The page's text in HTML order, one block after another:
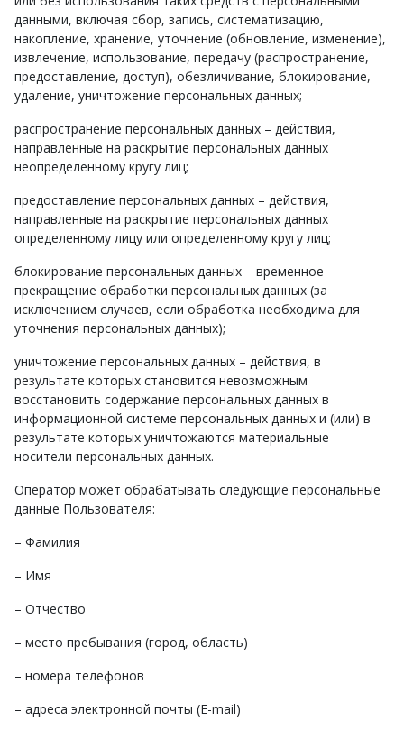
данными, включая сбор, запись, систематизацию,
накопление, хранение, уточнение (обновление, изменение),
извлечение, использование, передачу (распространение,
предоставление, доступ), обезличивание, блокирование,
удаление, уничтожение персональных данных;
распространение персональных данных – действия,
направленные на раскрытие персональных данных
неопределенному кругу лиц;
предоставление персональных данных – действия,
направленные на раскрытие персональных данных
определенному лицу или определенному кругу лиц;
блокирование персональных данных – временное
прекращение обработки персональных данных (за
исключением случаев, если обработка необходима для
уточнения персональных данных);
уничтожение персональных данных – действия, в
результате которых становится невозможным
восстановить содержание персональных данных в
информационной системе персональных данных и (или) в
результате которых уничтожаются материальные
носители персональных данных.
Оператор может обрабатывать следующие персональные
данные Пользователя:
– Фамилия
– Имя
– Отчество
– место пребывания (город, область)
– номера телефонов
– адреса электронной почты (E-mail)